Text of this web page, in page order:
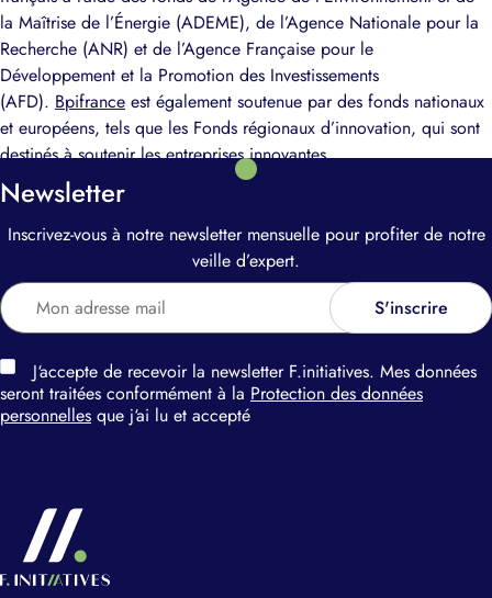
la Maîtrise de l’Énergie (ADEME), de l’Agence Nationale pour la
Recherche (ANR) et de l’Agence Française pour le
Développement et la Promotion des Investissements
(AFD). Bpifrance est également soutenue par des fonds nationaux
et européens, tels que les Fonds régionaux d’innovation, qui sont
destinés à soutenir les entreprises innovantes.
Newsletter
Inscrivez-vous à notre newsletter mensuelle pour profiter de notre
veille d’expert.
J‘accepte de recevoir la newsletter F.initiatives. Mes données
seront traitées conformément à la Protection des données
personnelles que j‘ai lu et accepté